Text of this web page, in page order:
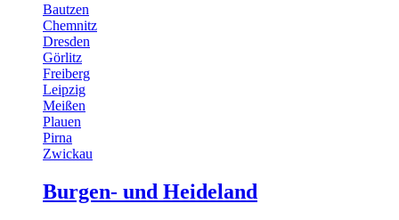
Bautzen
Chemnitz
Dresden
Görlitz
Freiberg
Leipzig
Meißen
Plauen
Pirna
Zwickau
Burgen- und Heideland